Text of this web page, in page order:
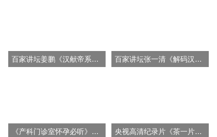
百家讲坛姜鹏《汉献帝系列》视频和音频全集百度网盘下载 百家讲坛张一清《解码汉字之王朝名称有讲究》视频和音频全集百度网盘下载
《产科门诊室怀孕必听》音频全集百度云百度网盘下载 央视高清纪录片《茶一片树叶的故事》视频全集百度网盘下载